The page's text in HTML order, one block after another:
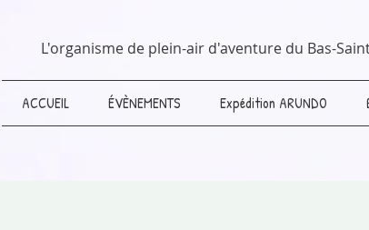
L'organisme de plein-air d'aventure du Bas-
ACCUEIL ÉVÈNEMENTS Expédition ARUNDO